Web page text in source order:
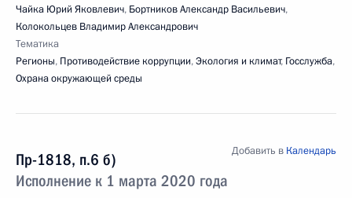
Чайка Юрий Яковлевич, Бортников Александр Васильевич,
Колокольцев Владимир Александрович
Тематика
Регионы, Противодействие коррупции,Экология и климат, Госслужба,
Охрана окружающей среды
Пр-1818, п.6 б)
Исполнение к 1 марта 2020 года
Добавить в Календарь